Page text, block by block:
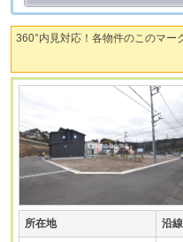
360°内見対応！各物件のこのマー
所在地 沿